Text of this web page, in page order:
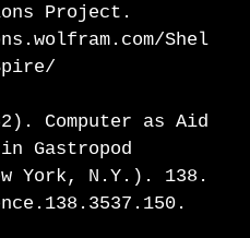
Project.
Shel
Computer as Aid
Gastropod
York, N.Y.). 138.